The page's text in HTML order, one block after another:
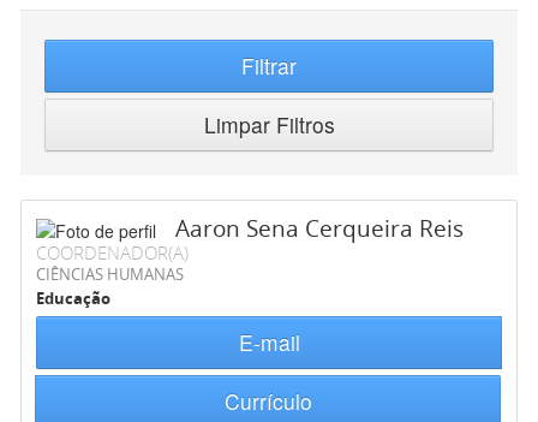
Filtrar
Limpar Filtros
Aaron Sena Cerqueira Reis
COORDENADOR(A)
CIÊNCIAS HUMANAS
Educação
E-mail
Currículo